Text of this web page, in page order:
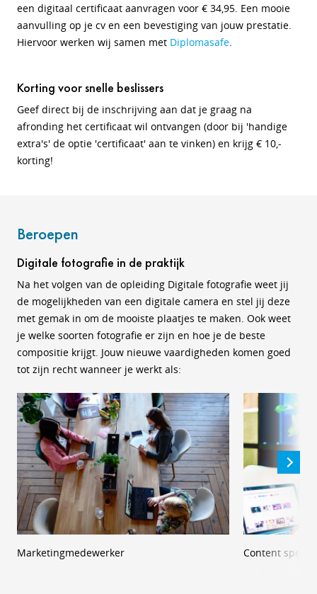
een digitaal certificaat aanvragen voor € 34,95. Een mooie
aanvulling op je cv en een bevestiging van jouw prestatie.
Hiervoor werken wij samen met Diplomasafe.
Korting voor snelle beslissers
Geef direct bij de inschrijving aan dat je graag na
afronding het certificaat wil ontvangen (door bij 'handige
extra's' de optie 'certificaat' aan te vinken) en krijg € 10,-
korting!
Beroepen
Digitale fotografie in de praktijk
Na het volgen van de opleiding Digitale fotografie weet jij
de mogelijkheden van een digitale camera en stel jij deze
met gemak in om de mooiste plaatjes te maken. Ook weet
je welke soorten fotografie er zijn en hoe je de beste
compositie krijgt. Jouw nieuwe vaardigheden komen goed
tot zijn recht wanneer je werkt als:
Marketingmedewerker Content